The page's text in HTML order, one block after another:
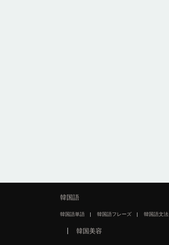
韓国語
韓国語単語 韓国語フレーズ 韓国語文法
韓国美容